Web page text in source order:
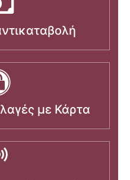
με Κάρτα